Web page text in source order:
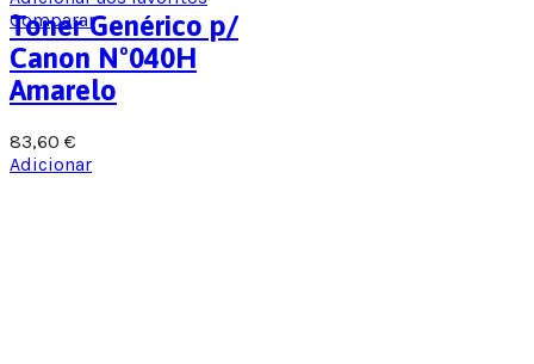
Comparar
Toner Genérico p/
Canon Nº040H
Amarelo
83,60 €
Adicionar